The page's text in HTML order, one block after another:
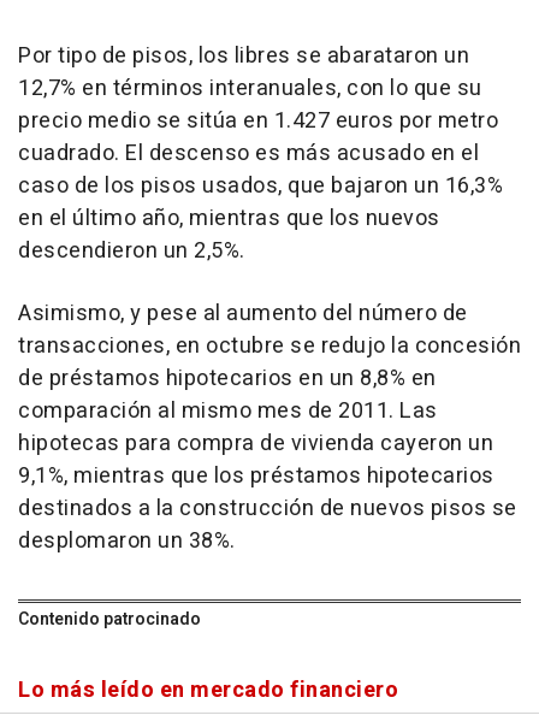
Por tipo de pisos, los libres se abarataron un
12,7% en términos interanuales, con lo que su
precio medio se sitúa en 1.427 euros por metro
cuadrado. El descenso es más acusado en el
caso de los pisos usados, que bajaron un 16,3%
en el último año, mientras que los nuevos
descendieron un 2,5%.
Asimismo, y pese al aumento del número de
transacciones, en octubre se redujo la concesión
de préstamos hipotecarios en un 8,8% en
comparación al mismo mes de 2011. Las
hipotecas para compra de vivienda cayeron un
9,1%, mientras que los préstamos hipotecarios
destinados a la construcción de nuevos pisos se
desplomaron un 38%.
Contenido patrocinado
Lo más leído en mercado financiero